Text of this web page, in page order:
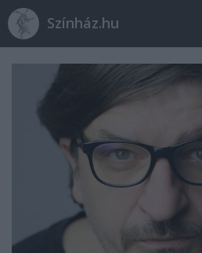
Színház.hu